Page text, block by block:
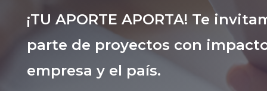
¡TU APORTE APORTA! Te
parte de proyectos con
empresa y el país.